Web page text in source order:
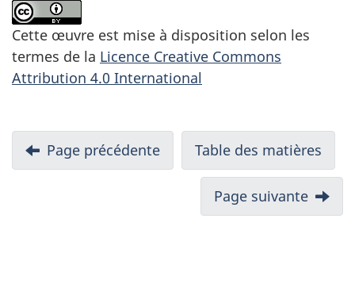
Cette œuvre est mise à disposition selon les
termes de la Licence Creative Commons
Attribution 4.0 International
Page précédente Table des matières
Page suivante